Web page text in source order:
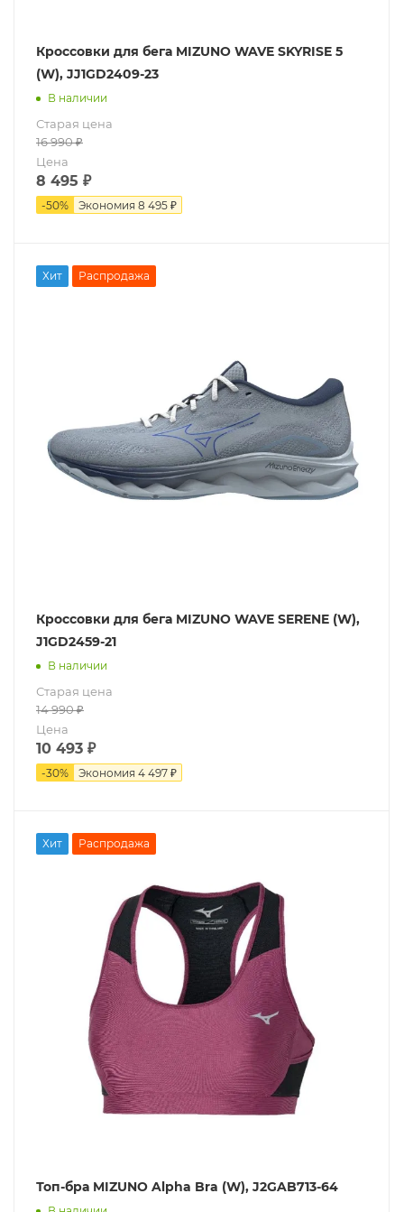
Кроссовки для бега MIZUNO WAVE SKYRISE 5
(W), JJ1GD2409-23
В наличии
Старая цена
16 990₽
Цена
8 495 ₽
-50% Экономия 8 495 ₽
Хит Распродажа
Кроссовки для бега MIZUNO WAVE SERENE (W),
J1GD2459-21
В наличии
Старая цена
14 990₽
Цена
10 493 ₽
-30% Экономия 4 497 ₽
Хит Распродажа
Топ-бра MIZUNO Alpha Bra (W), J2GAB713-64